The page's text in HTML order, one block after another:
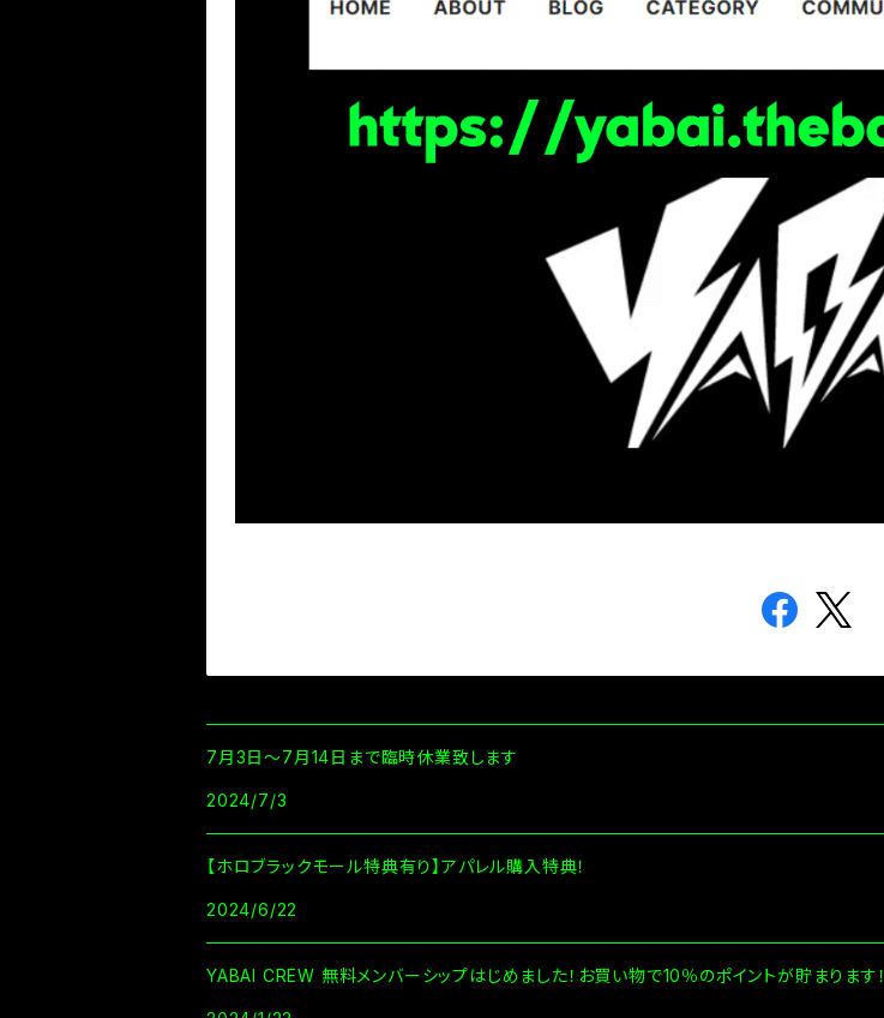
7月3日～7月14日まで臨時休業致します
2024/7/3
【ホロブラックモール特典有り】アパレル購入特典！
2024/6/22
YABAI CREW 無料メンバーシップはじめました！お買い物で10％のポイントが貯まります！